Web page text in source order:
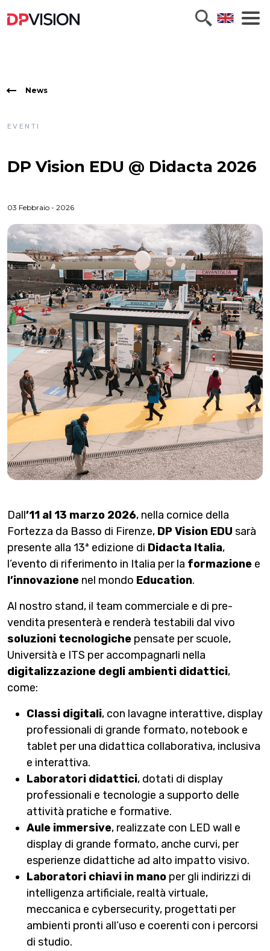
News
EVENTI
DP Vision EDU @ Didacta 2026
03 Febbraio - 2026
Dall’11 al 13 marzo 2026, nella cornice della
Fortezza da Basso di Firenze, DP Vision EDU sarà
presente alla 13ª edizione di Didacta Italia,
l’evento di riferimento in Italia per la formazione e
l’innovazione nel mondo Education.
Al nostro stand, il team commerciale e di pre-
vendita presenterà e renderà testabili dal vivo
soluzioni tecnologiche pensate per scuole,
Università e ITS per accompagnarli nella
digitalizzazione degli ambienti didattici,
come:
Classi digitali, con lavagne interattive, display
professionali di grande formato, notebook e
tablet per una didattica collaborativa, inclusiva
e interattiva.
Laboratori didattici, dotati di display
professionali e tecnologie a supporto delle
attività pratiche e formative.
Aule immersive, realizzate con LED wall e
display di grande formato, anche curvi, per
esperienze didattiche ad alto impatto visivo.
Laboratori chiavi in mano per gli indirizzi di
intelligenza artificiale, realtà virtuale,
meccanica e cybersecurity, progettati per
ambienti pronti all’uso e coerenti con i percorsi
di studio.